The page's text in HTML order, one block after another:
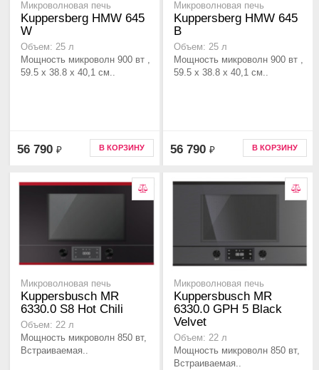
Микроволновая печь
Kuppersberg HMW 645
W
Объем: 25 л
Мощность микроволн 900 вт ,
59.5 х 38.8 х 40,1 см..
56 790 ₽ В КОРЗИНУ
Микроволновая печь
Kuppersberg HMW 645
B
Объем: 25 л
Мощность микроволн 900 вт ,
59.5 х 38.8 х 40,1 см..
56 790 ₽ В КОРЗИНУ
Микроволновая печь
Kuppersbusch MR
6330.0 S8 Hot Chili
Объем: 22 л
Мощность микроволн 850 вт,
Встраиваемая..
Микроволновая печь
Kuppersbusch MR
6330.0 GPH 5 Black
Velvet
Объем: 22 л
Мощность микроволн 850 вт,
Встраиваемая..